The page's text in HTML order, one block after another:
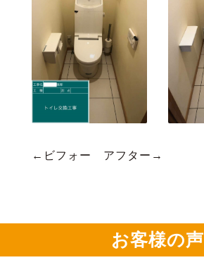
←ビフォー アフター→
お客様の声